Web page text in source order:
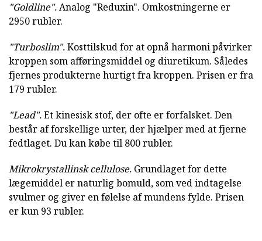
"Goldline".Analog "Reduxin". Omkostningerne er
2950 rubler.
"Turboslim".Kosttilskud for at opnå harmoni påvirker
kroppen som afføringsmiddel og diuretikum. Således
fjernes produkterne hurtigt fra kroppen. Prisen er fra
179 rubler.
"Lead".Et kinesisk stof, der ofte er forfalsket. Den
består af forskellige urter, der hjælper med at fjerne
fedtlaget. Du kan købe til 800 rubler.
Mikrokrystallinsk cellulose. Grundlaget for dette
lægemiddel er naturlig bomuld, som ved indtagelse
svulmer og giver en følelse af mundens fylde. Prisen
er kun 93 rubler.